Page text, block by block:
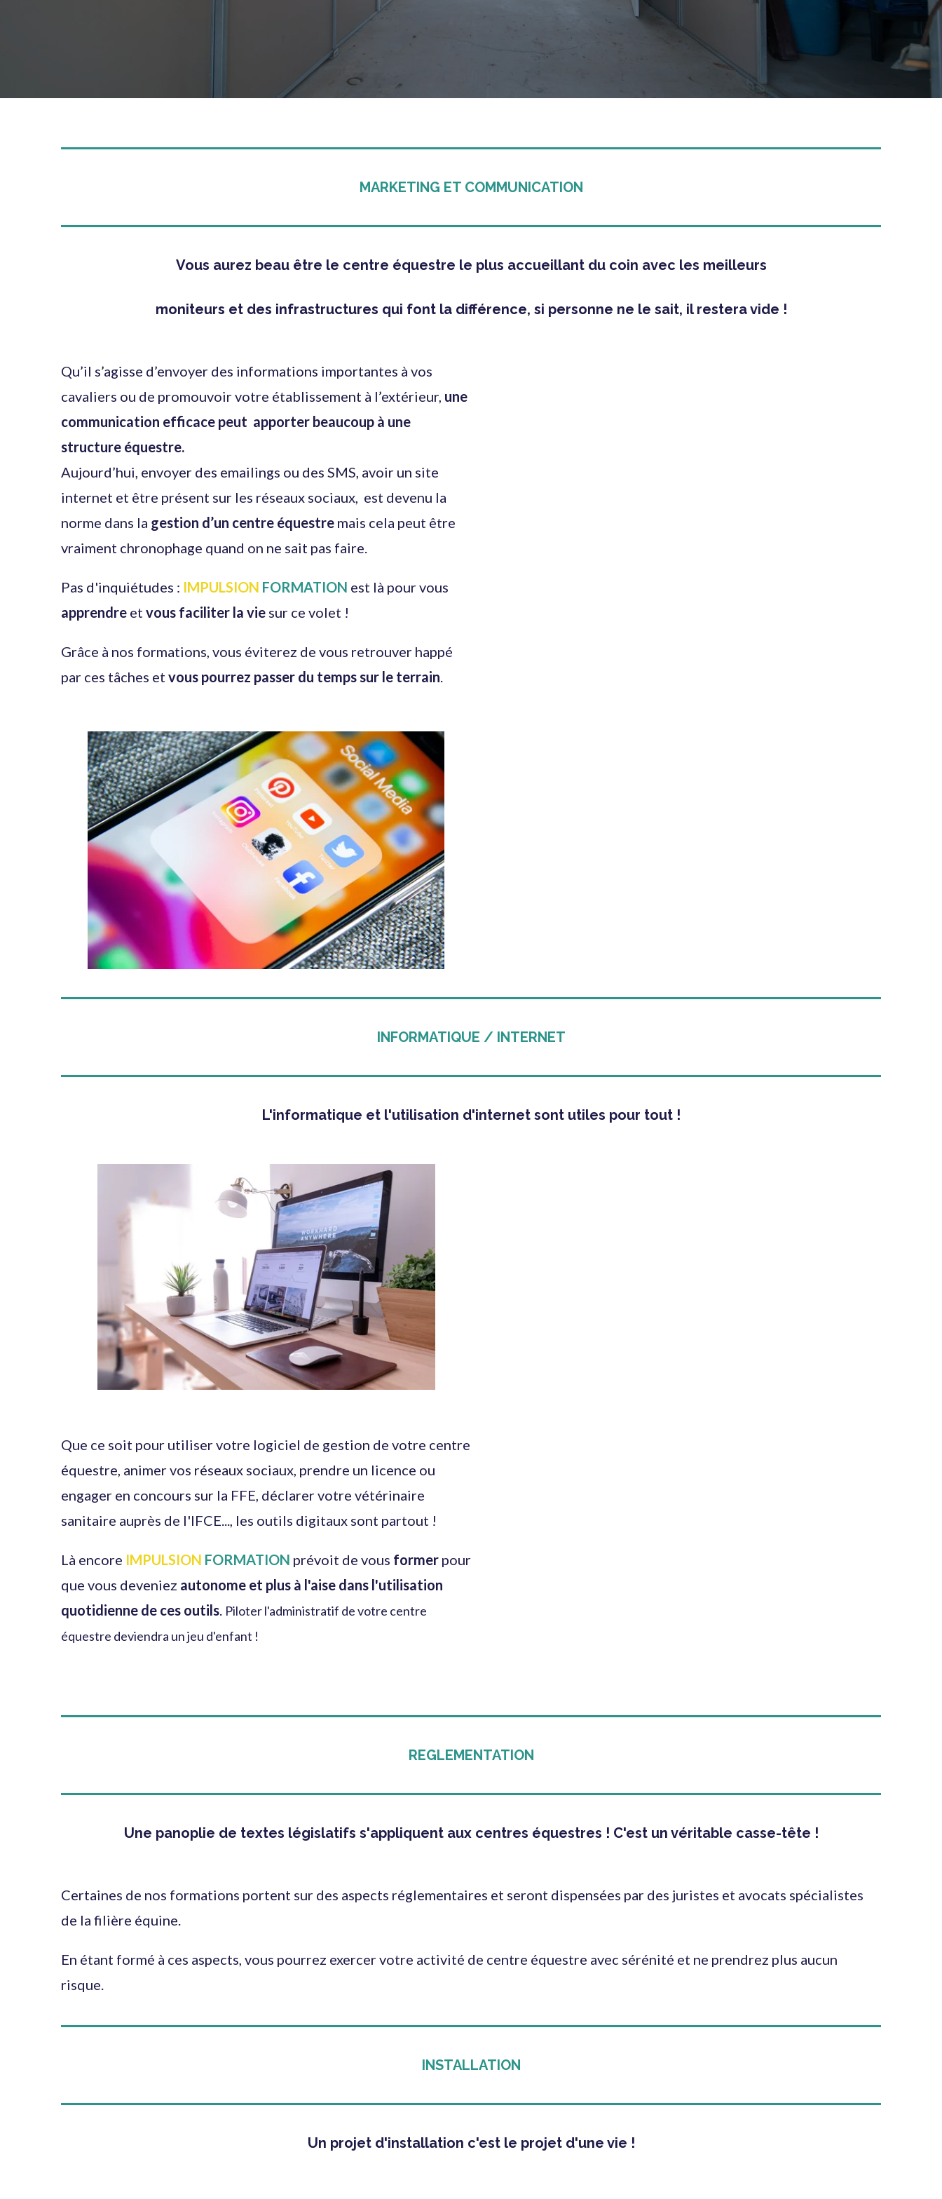
MARKETING ET COMMUNICATION
Vous aurez beau être le centre équestre le plus accueillant du coin avec les meilleurs
moniteurs et des infrastructures qui font la différence, si personne ne le sait, il restera vide !
Qu’il s’agisse d’envoyer des informations importantes à vos
cavaliers ou de promouvoir votre établissement à l’extérieur, une
communication efficace peut apporter beaucoup à une
structure équestre.
Aujourd’hui, envoyer des emailings ou des SMS, avoir un site
internet et être présent sur les réseaux sociaux, est devenu la
norme dans la gestion d’un centre équestre mais cela peut être
vraiment chronophage quand on ne sait pas faire.
Pas d'inquiétudes : IMPULSION FORMATION est là pour vous
apprendre et vous faciliter la vie sur ce volet !
Grâce à nos formations, vous éviterez de vous retrouver happé
par ces tâches et vous pourrez passer du temps sur le terrain.
INFORMATIQUE / INTERNET
L'informatique et l'utilisation d'internet sont utiles pour tout !
Que ce soit pour utiliser votre logiciel de gestion de votre centre
équestre, animer vos réseaux sociaux, prendre un licence ou
engager en concours sur la FFE, déclarer votre vétérinaire
sanitaire auprès de l'IFCE..., les outils digitaux sont partout !
Là encore IMPULSION FORMATION prévoit de vous former pour
que vous deveniez autonome et plus à l'aise dans l'utilisation
quotidienne de ces outils Piloter l'administratif de votre centre
équestre deviendra un jeu d'enfant !
REGLEMENTATION
Une panoplie de textes législatifs s'appliquent aux centres équestres ! C'est un véritable casse-tête !
Certaines de nos formations portent sur des aspects réglementaires et seront dispensées par des juristes et avocats spécialistes
de la filière équine.
En étant formé à ces aspects, vous pourrez exercer votre activité de centre équestre avec sérénité et ne prendrez plus aucun
risque.
INSTALLATION
Un projet d'installation c'est le projet d'une vie !